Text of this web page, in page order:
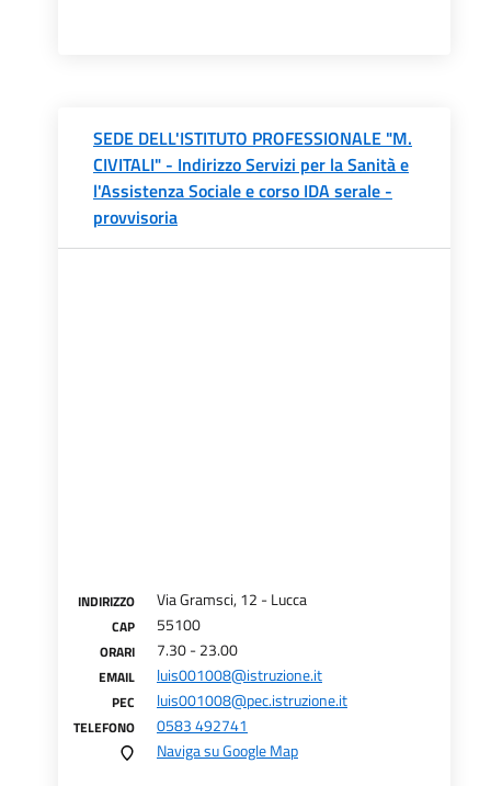
SEDE DELL'ISTITUTO PROFESSIONALE "M.
CIVITALI" - Indirizzo Servizi per la Sanità e
l'Assistenza Sociale e corso IDA serale -
provvisoria
INDIRIZZO Via Gramsci, 12 - Lucca
CAP 55100
ORARI 7.30 - 23.00
EMAIL luis001008@istruzione.it
PEC luis001008@pec.istruzione.it
TELEFONO
0583 492741
Naviga su Google Map